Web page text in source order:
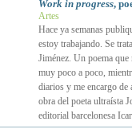
Work in progress,
Artes
Hace ya semanas
estoy trabajando. Se
Jiménez. Un poema
muy poco a poco,
diarios y me encargo de
obra del poeta ultraísta
editorial barcelonesa